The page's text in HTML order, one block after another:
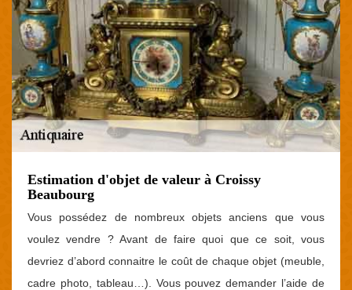
Estimation d'objet de valeur à Croissy
Beaubourg
Vous possédez de nombreux objets anciens que vous
voulez vendre ? Avant de faire quoi que ce soit, vous
devriez d’abord connaitre le coût de chaque objet (meuble,
cadre photo, tableau…). Vous pouvez demander l’aide de